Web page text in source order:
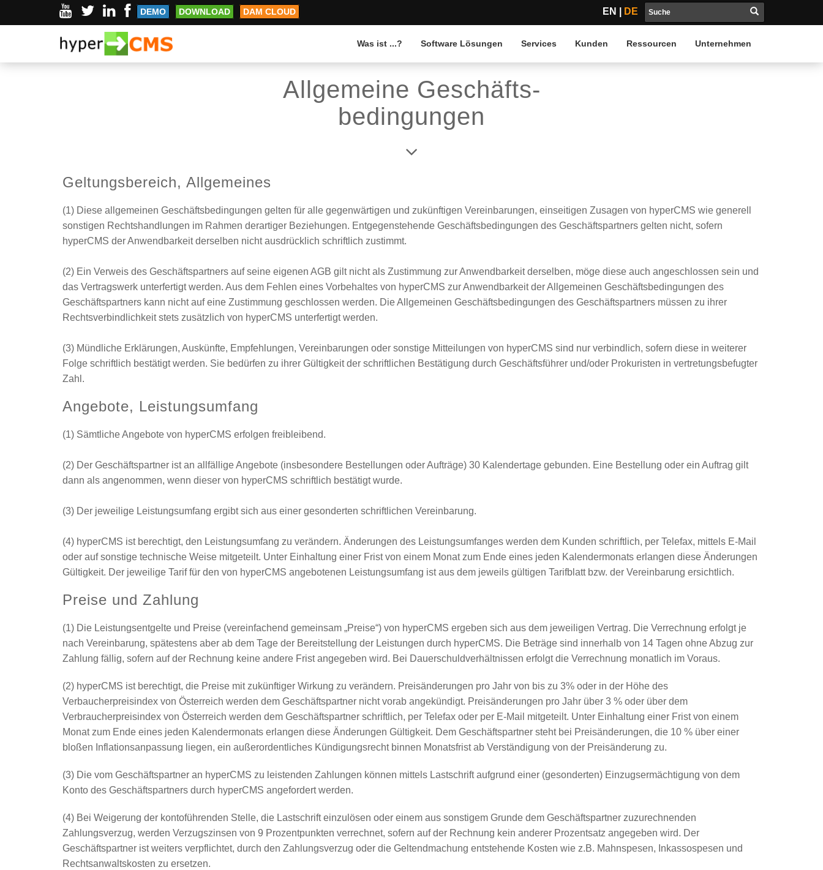
DEMO DOWNLOAD DAM CLOUD EN DE
Was ist ...? Software Lösungen Services Kunden Ressourcen Unternehmen
Allgemeine Geschäfts-
bedingungen
Geltungsbereich, Allgemeines
(1) Diese allgemeinen Geschäftsbedingungen gelten für alle gegenwärtigen und zukünftigen Vereinbarungen, einseitigen Zusagen von hyperCMS wie generell
sonstigen Rechtshandlungen im Rahmen derartiger Beziehungen. Entgegenstehende Geschäftsbedingungen des Geschäftspartners gelten nicht, sofern
hyperCMS der Anwendbarkeit derselben nicht ausdrücklich schriftlich zustimmt.
(2) Ein Verweis des Geschäftspartners auf seine eigenen AGB gilt nicht als Zustimmung zur Anwendbarkeit derselben, möge diese auch angeschlossen sein und
das Vertragswerk unterfertigt werden. Aus dem Fehlen eines Vorbehaltes von hyperCMS zur Anwendbarkeit der Allgemeinen Geschäftsbedingungen des
Geschäftspartners kann nicht auf eine Zustimmung geschlossen werden. Die Allgemeinen Geschäftsbedingungen des Geschäftspartners müssen zu ihrer
Rechtsverbindlichkeit stets zusätzlich von hyperCMS unterfertigt werden.
(3) Mündliche Erklärungen, Auskünfte, Empfehlungen, Vereinbarungen oder sonstige Mitteilungen von hyperCMS sind nur verbindlich, sofern diese in weiterer
Folge schriftlich bestätigt werden. Sie bedürfen zu ihrer Gültigkeit der schriftlichen Bestätigung durch Geschäftsführer und/oder Prokuristen in vertretungsbefugter
Zahl.
Angebote, Leistungsumfang
(1) Sämtliche Angebote von hyperCMS erfolgen freibleibend.
(2) Der Geschäftspartner ist an allfällige Angebote (insbesondere Bestellungen oder Aufträge) 30 Kalendertage gebunden. Eine Bestellung oder ein Auftrag gilt
dann als angenommen, wenn dieser von hyperCMS schriftlich bestätigt wurde.
(3) Der jeweilige Leistungsumfang ergibt sich aus einer gesonderten schriftlichen Vereinbarung.
(4) hyperCMS ist berechtigt, den Leistungsumfang zu verändern. Änderungen des Leistungsumfanges werden dem Kunden schriftlich, per Telefax, mittels E-Mail
oder auf sonstige technische Weise mitgeteilt. Unter Einhaltung einer Frist von einem Monat zum Ende eines jeden Kalendermonats erlangen diese Änderungen
Gültigkeit. Der jeweilige Tarif für den von hyperCMS angebotenen Leistungsumfang ist aus dem jeweils gültigen Tarifblatt bzw. der Vereinbarung ersichtlich.
Preise und Zahlung
(1) Die Leistungsentgelte und Preise (vereinfachend gemeinsam „Preise“) von hyperCMS ergeben sich aus dem jeweiligen Vertrag. Die Verrechnung erfolgt je
nach Vereinbarung, spätestens aber ab dem Tage der Bereitstellung der Leistungen durch hyperCMS. Die Beträge sind innerhalb von 14 Tagen ohne Abzug zur
Zahlung fällig, sofern auf der Rechnung keine andere Frist angegeben wird. Bei Dauerschuldverhältnissen erfolgt die Verrechnung monatlich im Voraus.
(2) hyperCMS ist berechtigt, die Preise mit zukünftiger Wirkung zu verändern. Preisänderungen pro Jahr von bis zu 3% oder in der Höhe des
Verbaucherpreisindex von Österreich werden dem Geschäftspartner nicht vorab angekündigt. Preisänderungen pro Jahr über 3 % oder über dem
Verbraucherpreisindex von Österreich werden dem Geschäftspartner schriftlich, per Telefax oder per E-Mail mitgeteilt. Unter Einhaltung einer Frist von einem
Monat zum Ende eines jeden Kalendermonats erlangen diese Änderungen Gültigkeit. Dem Geschäftspartner steht bei Preisänderungen, die 10 % über einer
bloßen Inflationsanpassung liegen, ein außerordentliches Kündigungsrecht binnen Monatsfrist ab Verständigung von der Preisänderung zu.
(3) Die vom Geschäftspartner an hyperCMS zu leistenden Zahlungen können mittels Lastschrift aufgrund einer (gesonderten) Einzugsermächtigung von dem
Konto des Geschäftspartners durch hyperCMS angefordert werden.
(4) Bei Weigerung der kontoführenden Stelle, die Lastschrift einzulösen oder einem aus sonstigem Grunde dem Geschäftspartner zuzurechnenden
Zahlungsverzug, werden Verzugszinsen von 9 Prozentpunkten verrechnet, sofern auf der Rechnung kein anderer Prozentsatz angegeben wird. Der
Geschäftspartner ist weiters verpflichtet, durch den Zahlungsverzug oder die Geltendmachung entstehende Kosten wie z.B. Mahnspesen, Inkassospesen und
Rechtsanwaltskosten zu ersetzen.